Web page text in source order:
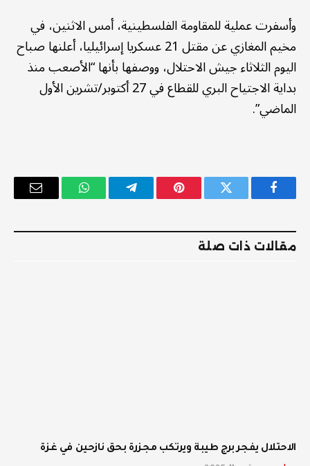
وأسفرت عملية للمقاومة الفلسطينية، أمس الاثنين، في
مخيم المغازي عن مقتل 21 عسكريا إسرائيليا، أعلنها صباح
اليوم الثلاثاء جيش الاحتلال، ووصفها بأنها “الأصعب منذ
بداية الاجتياح البري للقطاع في 27 أكتوبر/تشرين الأول
الماضي”.
فيسبوك تويتر بينتيريستتيلقرام واتساب
البريد
مقالات ذات صلة
الاحتلال يفجر برج طيبة ويرتكب مجزرة بحق نازحين في غزة